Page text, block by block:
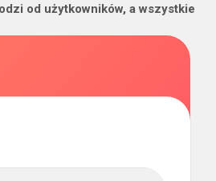
od użytkowników, a wszystkie